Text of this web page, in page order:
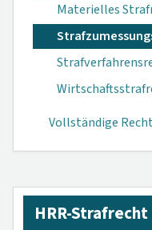
Materielles
Vollständige
HRR-Strafrecht